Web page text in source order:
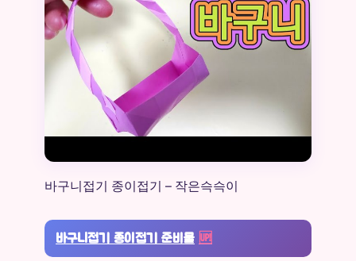
바구니접기 종이접기 – 작은슥슥이
바구니접기 종이접기 준비물 🆙